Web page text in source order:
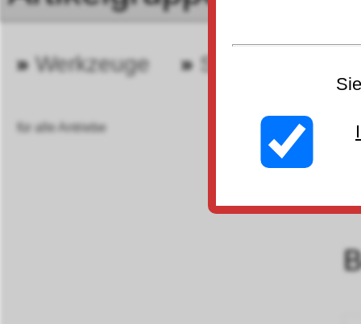
» Werkzeuge » Stecknüsse u.
für alle Antriebe